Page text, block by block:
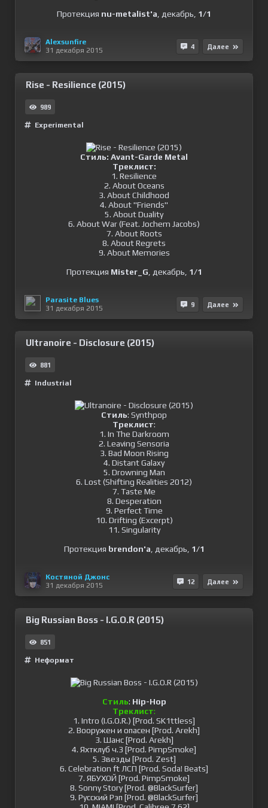
Протекция nu-metalist'a , декабрь, 1/1
Alexsunfire
31 декабря 2015
4 Далее
Rise - Resilience (2015)
989
Experimental
Стиль: Avant-Garde Metal
Треклист:
1. Resilience
2. About Oceans
3. About Childhood
4. About ''Friends''
5. About Duality
6. About War (Feat. Jochem Jacobs)
7. About Roots
8. About Regrets
9. About Memories
Протекция Mister_G , декабрь, 1/1
Parasite Blues
31 декабря 2015
9 Далее
Ultranoire - Disclosure (2015)
881
Industrial
Стиль: Synthpop
Треклист:
1. In The Darkroom
2. Leaving Sensoria
3. Bad Moon Rising
4. Distant Galaxy
5. Drowning Man
6. Lost (Shifting Realities 2012)
7. Taste Me
8. Desperation
9. Perfect Time
10. Drifting (Excerpt)
11. Singularity
Протекция brendon'a , декабрь, 1/1
Костяной Джонс
31 декабря 2015
12 Далее
Big Russian Boss - I.G.O.R (2015)
851
Неформат
Стиль: Hip-Hop
Треклист:
1. Intro (I.G.O.R.) [Prod. SK1ttless]
2. Вооружен и опасен [Prod. Arekh]
3. Шанс [Prod. Arekh]
4. Яхтклуб ч.3 [Prod. PimpSmoke]
5. Звезды [Prod. Zest]
6. Celebration ft ЛСП [Prod. Soda! Beats]
7. ЯБУХОЙ [Prod. PimpSmoke]
8. Sonny Story [Prod. @BlackSurfer]
9. Русский Рэп [Prod. @BlackSurfer]